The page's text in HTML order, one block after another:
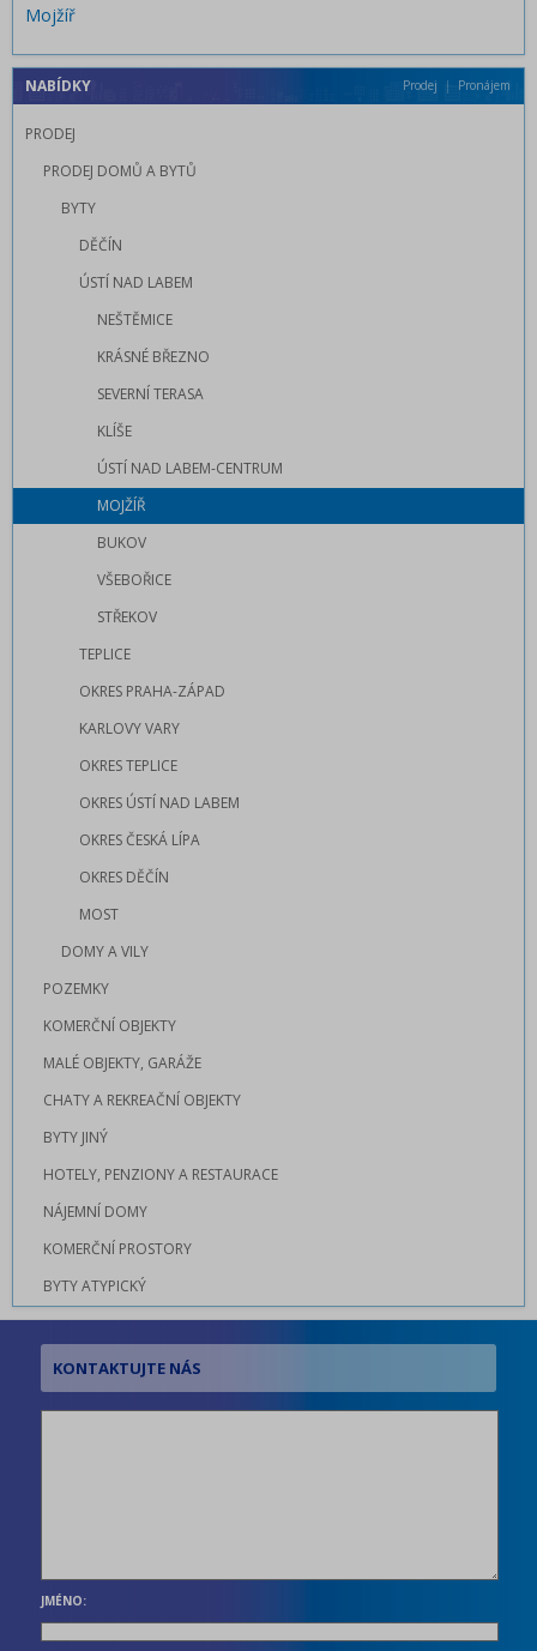
Mojžíř
NABÍDKY
PRODEJ
PRODEJ DOMŮ A BYTŮ
BYTY
DĚČÍN
ÚSTÍ NAD LABEM
NEŠTĚMICE
KRÁSNÉ BŘEZNO
SEVERNÍ TERASA
KLÍŠE
ÚSTÍ NAD LABEM-CENTRUM
MOJŽÍŘ
BUKOV
VŠEBOŘICE
STŘEKOV
TEPLICE
OKRES PRAHA-ZÁPAD
KARLOVY VARY
OKRES TEPLICE
OKRES ÚSTÍ NAD LABEM
OKRES ČESKÁ LÍPA
OKRES DĚČÍN
MOST
DOMY A VILY
POZEMKY
KOMERČNÍ OBJEKTY
MALÉ OBJEKTY, GARÁŽE
CHATY A REKREAČNÍ OBJEKTY
BYTY JINÝ
HOTELY, PENZIONY A RESTAURACE
NÁJEMNÍ DOMY
KOMERČNÍ PROSTORY
BYTY ATYPICKÝ
Prodej Pronájem
JMÉNO: